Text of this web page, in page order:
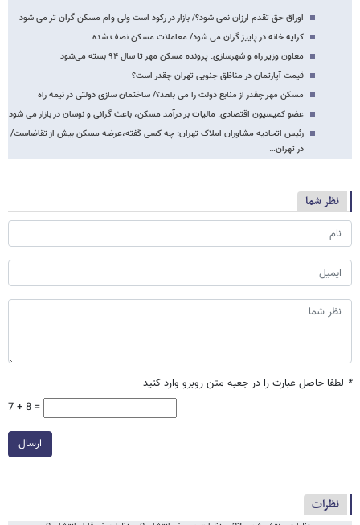
اوراق حق تقدم ارزان نمی شود؟/ بازار در رکود است ولی وام مسکن گران تر می شود
کرایه خانه در پاییز گران می شود/ معاملات مسکن نصف شده
معاون وزیر راه‌ و شهرسازی: پرونده مسکن مهر تا سال ۹۴ بسته می‌شود
قیمت آپارتمان در مناظق جنوبی تهران چقدر است؟
مسکن مهر چقدر از منابع دولت را می بلعد؟/ ساختمان سازی دولتی در نیمه راه
عضو کمیسیون اقتصادی: مالیات بر درآمد مسکن، باعث گرانی و نوسان در بازار می شود
رئیس اتحادیه مشاوران املاک تهران: چه کسی گفته،عرضه مسکن بیش از تقاضاست/
در تهران…
نظر شما
* لطفا حاصل عبارت را در جعبه متن روبرو وارد کنید
7 + 8 =
ارسال
نظرات